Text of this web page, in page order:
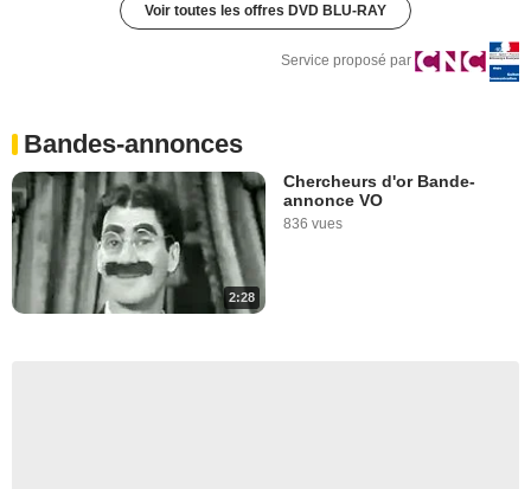
Voir toutes les offres DVD BLU-RAY
Service proposé par
Bandes-annonces
2:28
Chercheurs d'or Bande-
annonce VO
836 vues